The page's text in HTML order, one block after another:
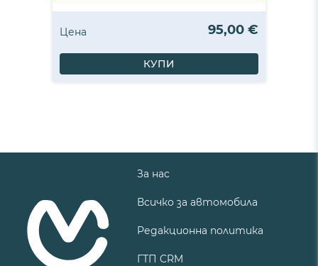
Цена 95,00 €
КУПИ
За нас
Всичко за автомобила
Редакционна политика
ГТП CRM